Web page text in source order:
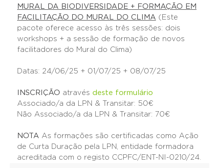
MURAL DA BIODIVERSIDADE + FORMAÇÃO EM
FACILITAÇÃO DO MURAL DO CLIMA (Este
pacote oferece acesso às três sessões: dois
workshops + a sessão de formação de novos
facilitadores do Mural do Clima)
Datas: 24/06/25 + 01/07/25 + 08/07/25
INSCRIÇÃO através deste formulário
Associado/a da LPN & Transitar: 50€
Não Associado/a da LPN & Transitar: 70€
NOTA As formações são certificadas como Ação
de Curta Duração pela LPN, entidade formadora
acreditada com o registo CCPFC/ENT-NI-0210/24.